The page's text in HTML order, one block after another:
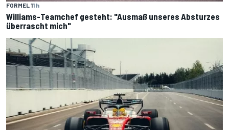
FORMEL 11 h
Williams-Teamchef gesteht: "Ausmaß unseres Absturzes
überrascht mich"